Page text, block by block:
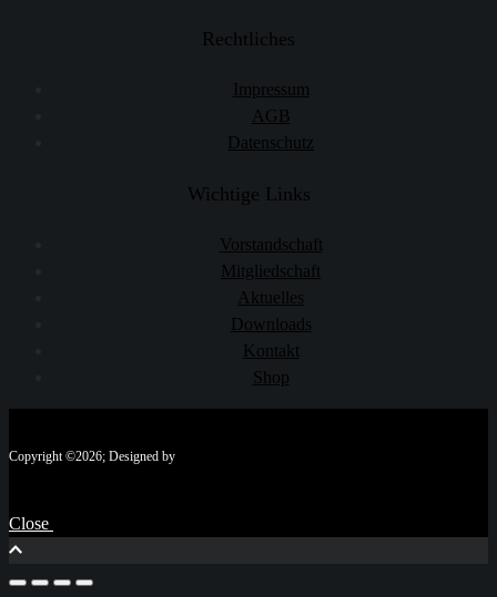
Rechtliches
Impressum
AGB
Datenschutz
Wichtige Links
Vorstandschaft
Mitgliedschaft
Aktuelles
Downloads
Kontakt
Shop
Copyright ©2026; Designed by
Close